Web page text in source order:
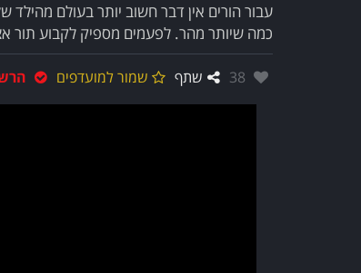
עבור הורים אין דבר חשוב יותר בעולם מהילד
כמה שיותר מהר. לפעמים מספיק לקבוע תור
אהבו:
38 שתף שמור למועדפים